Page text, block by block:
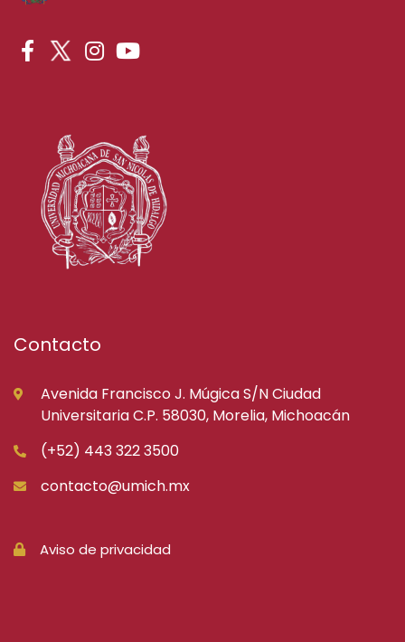
Contacto
Avenida Francisco J. Múgica S/N Ciudad
Universitaria C.P. 58030, Morelia, Michoacán
(+52) 443 322 3500
contacto@umich.mx
Aviso de privacidad